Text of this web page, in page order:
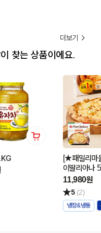
더보기
찾는 상품이에요.
[★패밀리마
이딸리아나
361G
11,980원
5 (2)
냉장&냉동